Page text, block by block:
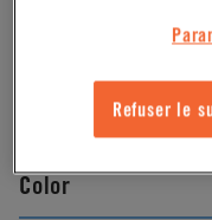
Vacuum to 100psi,
Color
Refuser le